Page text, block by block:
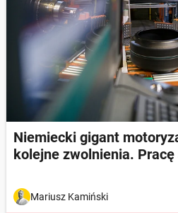
Niemiecki gigant
kolejne zwolnienia.
Mariusz Kamiński